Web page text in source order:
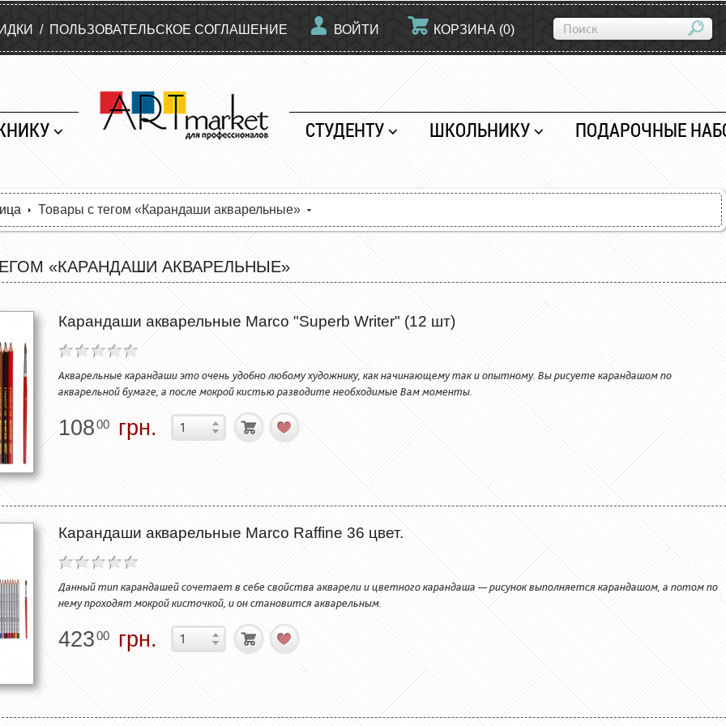
/ ПОЛЬЗОВАТЕЛЬСКОЕ СОГЛАШЕНИЕ ВОЙТИ КОРЗИНА (0)
СТУДЕНТУ ШКОЛЬНИКУ ПОДАРОЧНЫЕ
Товары с тегом «Карандаши акварельные»
«КАРАНДАШИ АКВАРЕЛЬНЫЕ»
Карандаши акварельные Marco "Superb Writer" (12 шт)
Акварельные карандаши это очень удобно любому художнику, как начинающему так и опытному. Вы рисуете карандашом по
акварельной бумаге, а после мокрой кистью разводите необходимые Вам моменты.
10800 грн.
Карандаши акварельные Marco Raffine 36 цвет.
Данный тип карандашей сочетает в себе свойства акварели и цветного карандаша — рисунок выполняется карандашом, а потом по
нему проходят мокрой кисточкой, и он становится акварельным.
42300 грн.